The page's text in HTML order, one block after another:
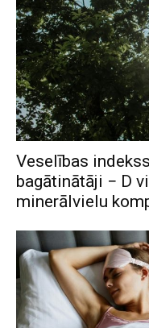
Veselības
bagātinātāji − D
minerālvielu